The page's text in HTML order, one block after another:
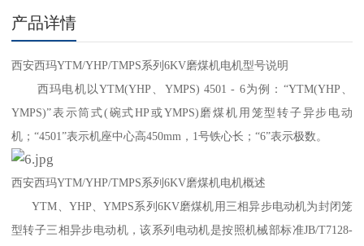
产品详情
西安西玛YTM/YHP/TMPS系列6KV磨煤机电机型号说明
西玛电机以YTM(YHP、YMPS) 4501 - 6为例：“YTM(YHP、
YMPS)”表示筒式(碗式HP或YMPS)磨煤机用笼型转子异步电动
机；“4501”表示机座中心高450mm，1号铁心长；“6”表示极数。
西安西玛YTM/YHP/TMPS系列6KV磨煤机电机概述
YTM、YHP、YMPS系列6KV磨煤机用三相异步电动机为封闭笼
型转子三相异步电动机，该系列电动机是按照机械部标准JB/T7128-